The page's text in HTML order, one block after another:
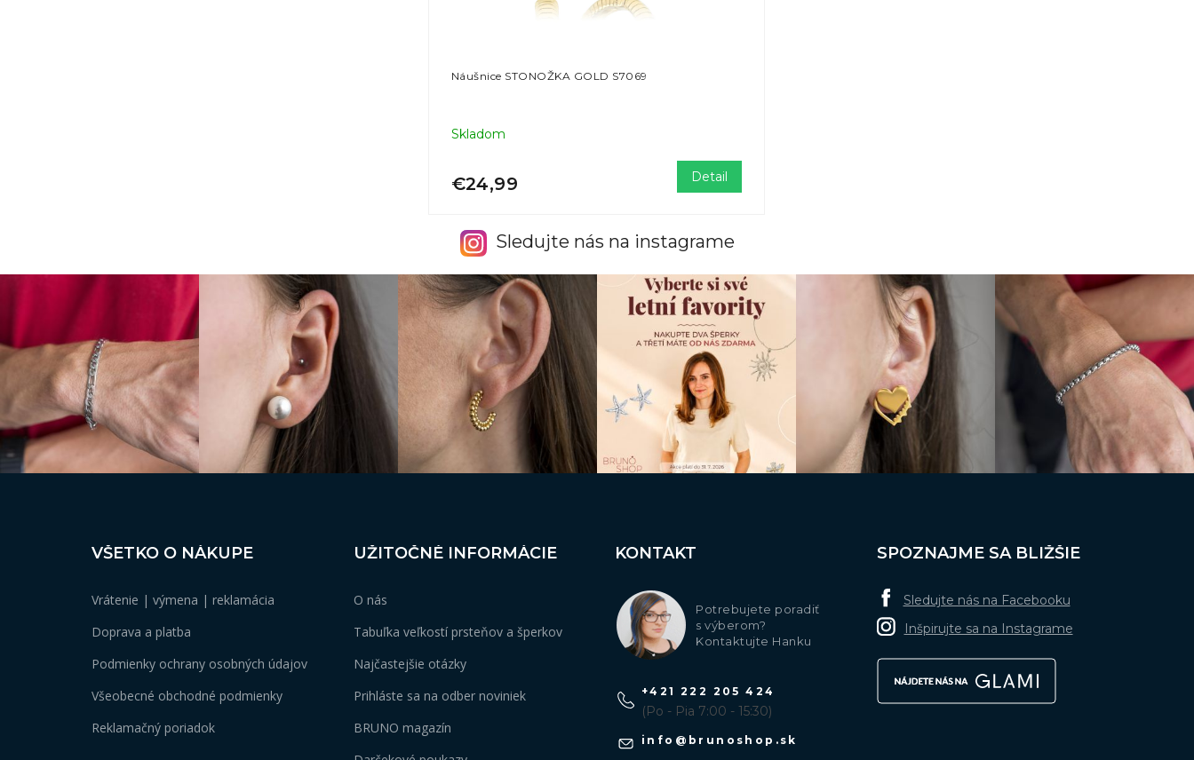
Náušnice STONOŽKA GOLD S7069
Skladom
€24,99 Detail
Sledujte nás na instagrame
VŠETKO O NÁKUPE
Vrátenie | výmena | reklamácia
Doprava a platba
Podmienky ochrany osobných údajov
Všeobecné obchodné podmienky
Reklamačný poriadok
UŽITOČNÉ INFORMÁCIE
O nás
Tabuľka veľkostí prsteňov a šperkov
Najčastejšie otázky
Prihláste sa na odber noviniek
BRUNO magazín
KONTAKT
Potrebujete poradiť
s výberom?
Kontaktujte Hanku
info @ brunoshop.sk
+421 222 205 424
(Po - Pia 7:00 - 15:30)
SPOZNAJME SA BLIŽŠIE
Sledujte nás na Facebooku
Inšpirujte sa na Instagrame